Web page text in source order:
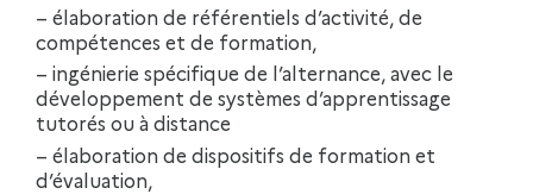
– élaboration de référentiels d’activité, de
compétences et de formation,
– ingénierie spécifique de l’alternance, avec le
développement de systèmes d’apprentissage
tutorés ou à distance
– élaboration de dispositifs de formation et
d’évaluation,